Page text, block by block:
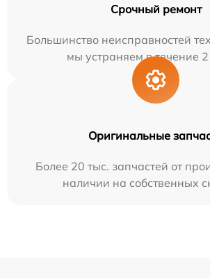
Срочный ремонт
Большинство неисправностей
мы устраняем в течение 2
Оригинальные
Более 20 тыс. запчастей от
наличии на собственных